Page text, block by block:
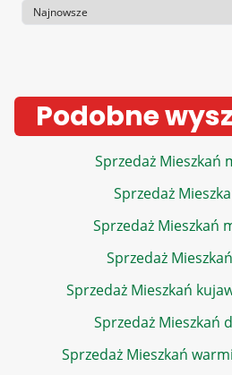
Sortowanie
Podobne
Sprzedaż Mieszkań
Sprzedaż
Sprzedaż Mieszkań
Sprzedaż
Sprzedaż Mieszkań
Sprzedaż Mieszkań
Sprzedaż Mieszkań